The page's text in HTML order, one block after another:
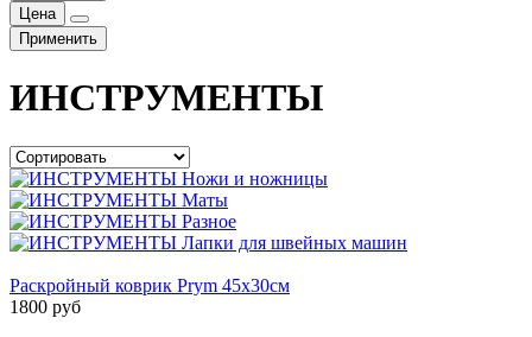
Цена
Применить
ИНСТРУМЕНТЫ
Ножи и ножницы
Маты
Разное
Лапки для швейных машин
Раскройный коврик Prym 45х30см
1800 руб